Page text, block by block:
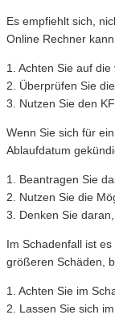
Es empfiehlt sich,
Online Rechner
1. Achten Sie auf
2. Überprüfen Sie
3. Nutzen Sie den
Wenn Sie sich für
Ablaufdatum
1. Beantragen Sie
2. Nutzen Sie die
3. Denken Sie
Im Schadenfall ist
größeren Schäden,
1. Achten Sie im
2. Lassen Sie sich